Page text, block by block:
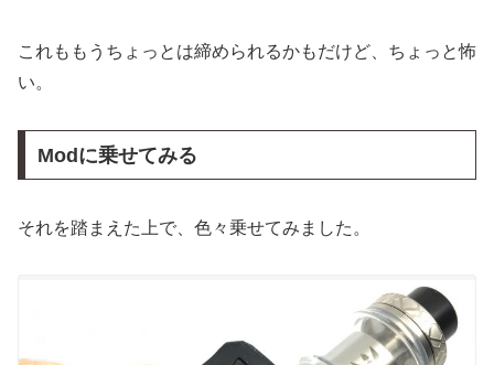
これももうちょっとは締められるかもだけど、ちょっと怖
い。
Modに乗せてみる
それを踏まえた上で、色々乗せてみました。